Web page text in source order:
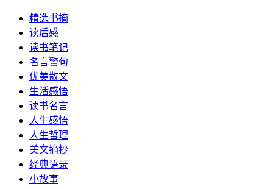
精选书摘
读后感
读书笔记
名言警句
优美散文
生活感悟
读书名言
人生感悟
人生哲理
美文摘抄
经典语录
小故事